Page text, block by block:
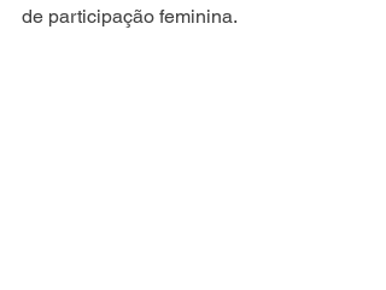
de participação feminina.